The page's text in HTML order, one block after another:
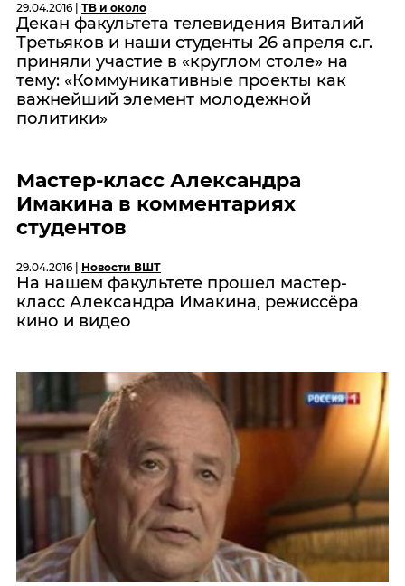
29.04.2016 | ТВ и около
Декан факультета телевидения Виталий
Третьяков и наши студенты 26 апреля с.г.
приняли участие в «круглом столе» на
тему: «Коммуникативные проекты как
важнейший элемент молодежной
политики»
Мастер-класс Александра
Имакина в комментариях
студентов
29.04.2016 | Новости ВШТ
На нашем факультете прошел мастер-
класс Александра Имакина, режиссёра
кино и видео